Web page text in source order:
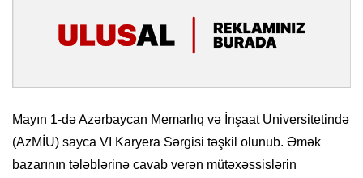
Mayın 1-də Azərbaycan Memarlıq və İnşaat Universitetində
(AzMİU) sayca VI Karyera Sərgisi təşkil olunub. Əmək
bazarının tələblərinə cavab verən mütəxəssislərin